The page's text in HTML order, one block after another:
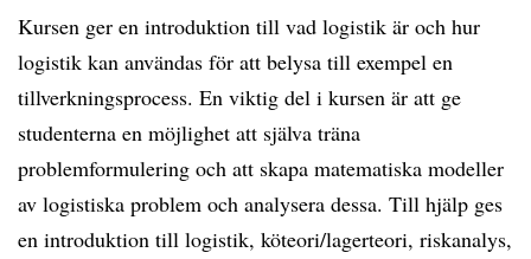
Kursen ger en introduktion till vad logistik är och hur
logistik kan användas för att belysa till exempel en
tillverkningsprocess. En viktig del i kursen är att ge
studenterna en möjlighet att själva träna
problemformulering och att skapa matematiska modeller
av logistiska problem och analysera dessa. Till hjälp ges
en introduktion till logistik, köteori/lagerteori, riskanalys,